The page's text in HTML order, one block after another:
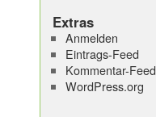
Extras
Anmelden
Eintrags-Feed
Kommentar-Feed
WordPress.org